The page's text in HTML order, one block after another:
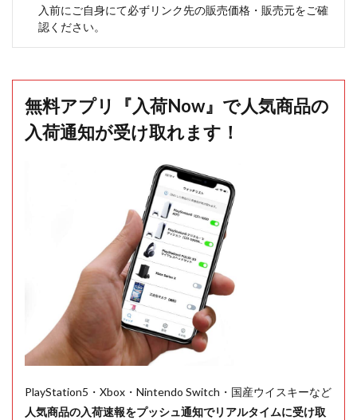
入前にご自身にて必ずリンク先の販売価格・販売元をご確
認ください。
無料アプリ『入荷Now』で人気商品の
入荷通知が受け取れます！
PlayStation5・Xbox・Nintendo Switch・国産ウイスキーなど
人気商品の入荷速報をプッシュ通知でリアルタイムに受け取